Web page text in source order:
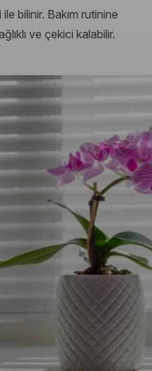
bilinir. Bakım rutinine
ve çekici kalabilir.